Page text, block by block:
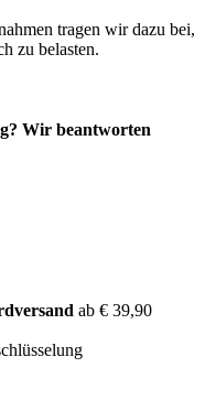
tragen wir dazu bei,
zu belasten.
Wir beantworten
ab € 39,90